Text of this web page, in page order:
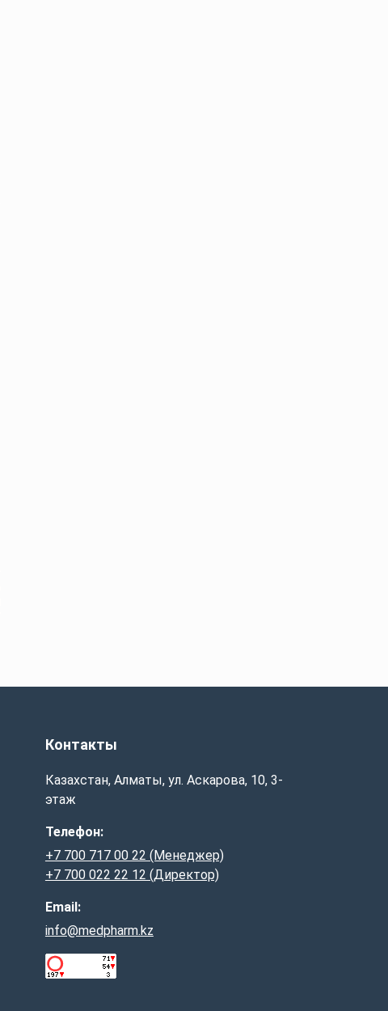
Контакты
Казахстан, Алматы, ул. Аскарова, 10, 3-
этаж
Телефон:
+7 700 717 00 22 (Менеджер)
+7 700 022 22 12 (Директор)
Email:
info@medpharm.kz